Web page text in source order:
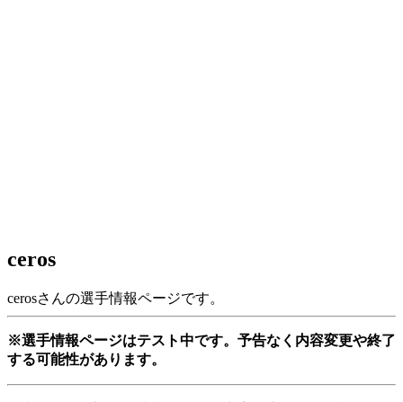
ceros
cerosさんの選手情報ページです。
※選手情報ページはテスト中です。予告なく内容変更や終了
する可能性があります。